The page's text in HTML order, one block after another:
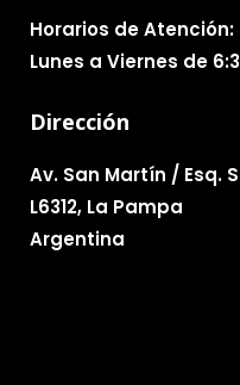
Horarios de Atención:
Lunes a Viernes de
Dirección
Av. San Martín / Esq.
L6312, La Pampa
Argentina